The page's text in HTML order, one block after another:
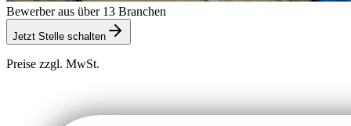
Bewerber aus über 13 Branchen
Jetzt Stelle schalten
Preise zzgl. MwSt.